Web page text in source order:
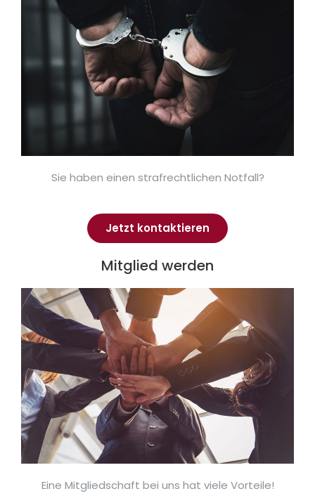
Sie haben einen strafrechtlichen Notfall?
Jetzt kontaktieren
Mitglied werden
Eine Mitgliedschaft bei uns hat viele Vorteile!